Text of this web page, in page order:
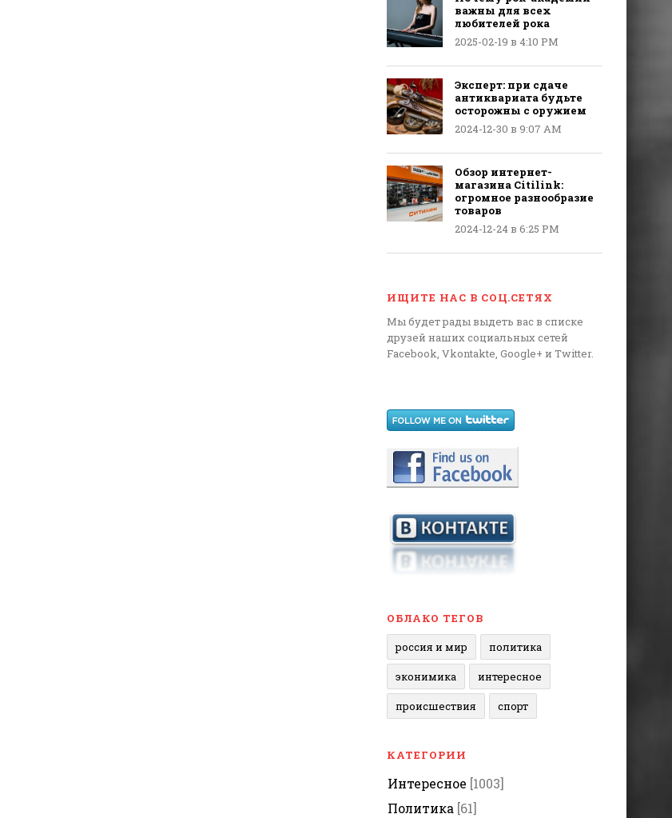
важны для всех
любителей рока
2025-02-19 в 4:10 PM
Эксперт: при сдаче
антиквариата будьте
осторожны с оружием
2024-12-30 в 9:07 AM
Обзор интернет-
магазина Citilink:
огромное разнообразие
товаров
2024-12-24 в 6:25 PM
ИЩИТЕ НАС В СОЦ.СЕТЯХ
Мы будет рады выдеть вас в списке
друзей наших социальных сетей
Facebook, Vkontakte, Google+ и Twitter.
ОБЛАКО ТЕГОВ
россия и мир
политика
эконимика интересное
происшествия спорт
КАТЕГОРИИ
Интересное [1003]
Политика [61]